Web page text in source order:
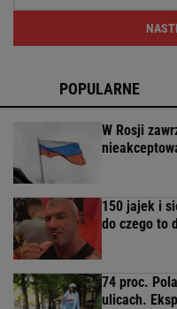
POPULARNE
W Rosji
150 jajek i
do czego to
74 proc.
ulicach.